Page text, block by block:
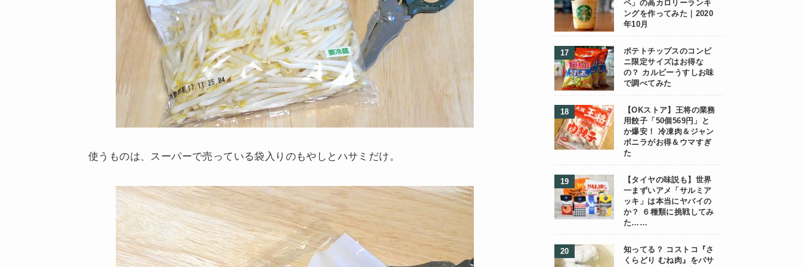
使うものは、スーパーで売っている袋入りのもやしとハサミだけ。
ペ」の高カロリーランキ
ングを作ってみた｜2020
年10月
ポテトチップスのコンビ
ニ限定サイズはお得な
の？ カルビーうすしお味
で調べてみた
【OKストア】王将の業務
用餃子「50個569円」と
か爆安！ 冷凍肉＆ジャン
ボニラがお得＆ウマすぎ
た
【タイヤの味説も】世界
一まずいアメ「サルミア
ッキ」は本当にヤバイの
か？ ６種類に挑戦してみ
た……
知ってる？ コストコ『さ
くらどり むね肉』をパサ